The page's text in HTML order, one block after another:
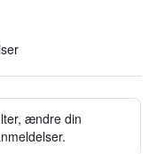
ændre din